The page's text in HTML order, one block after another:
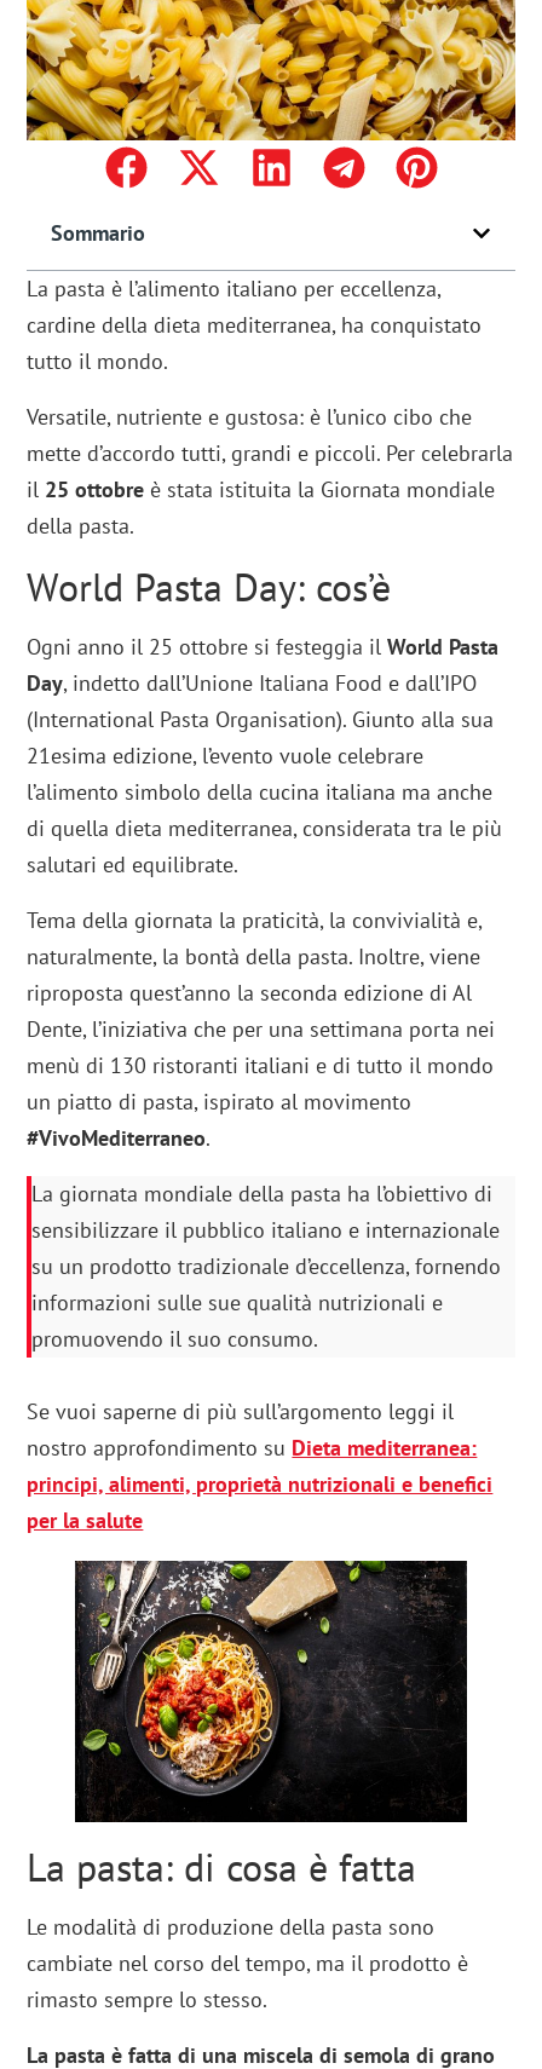
Sommario
La pasta è l’alimento italiano per eccellenza,
cardine della dieta mediterranea, ha conquistato
tutto il mondo.
Versatile, nutriente e gustosa: è l’unico cibo che
mette d’accordo tutti, grandi e piccoli. Per celebrarla
il 25 ottobre è stata istituita la Giornata mondiale
della pasta.
World Pasta Day: cos’è
Ogni anno il 25 ottobre si festeggia ilWorld Pasta
Day, indetto dall’Unione Italiana Food e dall’IPO
(International Pasta Organisation). Giunto alla sua
21esima edizione, l’evento vuole celebrare
l’alimento simbolo della cucina italiana ma anche
di quella dieta mediterranea, considerata tra le più
salutari ed equilibrate.
Tema della giornata la praticità, la convivialità e,
naturalmente, la bontà della pasta. Inoltre, viene
riproposta quest’anno la seconda edizione di Al
Dente, l’iniziativa che per una settimana porta nei
menù di 130 ristoranti italiani e di tutto il mondo
un piatto di pasta, ispirato al movimento
#VivoMediterraneo.
La giornata mondiale della pasta ha l’obiettivo di
sensibilizzare il pubblico italiano e internazionale
su un prodotto tradizionale d’eccellenza, fornendo
informazioni sulle sue qualità nutrizionali e
promuovendo il suo consumo.
Se vuoi saperne di più sull’argomento leggi il
nostro approfondimento su Dieta mediterranea:
principi, alimenti, proprietà nutrizionali e benefici
per la salute
La pasta: di cosa è fatta
Le modalità di produzione della pasta sono
cambiate nel corso del tempo, ma il prodotto è
rimasto sempre lo stesso.
La pasta è fatta di una miscela di semola di grano